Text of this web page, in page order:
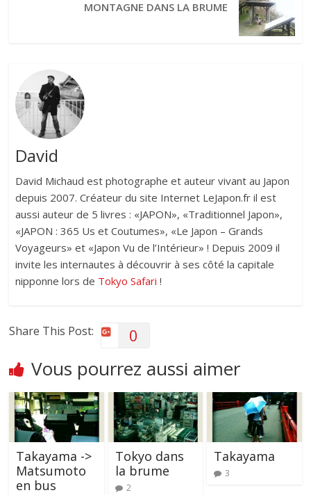
MONTAGNE DANS LA BRUME
David
David Michaud est photographe et auteur vivant au Japon
depuis 2007. Créateur du site Internet LeJapon.fr il est
aussi auteur de 5 livres : «JAPON», «Traditionnel Japon»,
«JAPON : 365 Us et Coutumes», «Le Japon – Grands
Voyageurs» et «Japon Vu de l’Intérieur» ! Depuis 2009 il
invite les internautes à découvrir à ses côté la capitale
nipponne lors de Tokyo Safari !
Share This Post: 0
Vous pourrez aussi aimer
Takayama ->
Matsumoto
en bus
Tokyo dans
la brume
2
Takayama
3